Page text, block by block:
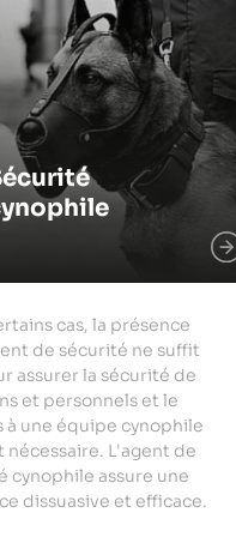
cas, la présence
de sécurité ne suffit
assurer la sécurité de
et personnels et le
à une équipe cynophile
nécessaire. L'agent de
cynophile assure une
dissuasive et efficace.